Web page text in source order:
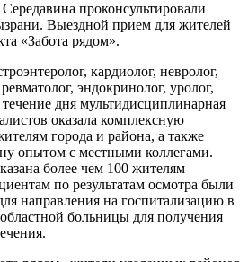
проконсультировали
Выездной прием для жителей
«Забота рядом».
кардиолог, невролог,
эндокринолог, уролог,
дня мультидисциплинарная
оказала комплексную
города и района, а также
опытом с местными коллегами.
более чем 100 жителям
по результатам осмотра были
направления на госпитализацию в
больницы для получения